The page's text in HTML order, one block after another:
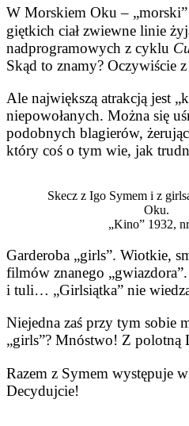
W Morskiem Oku – „morski”
giętkich ciał zwiewne linie
nadprogramowych z cyklu
Skąd to znamy? Oczywiście z
Ale największą atrakcją jest
niepowo­łanych. Można się
podobnych blagierów,
który coś o tym wie, jak
Skecz z Igo Symem i z
Oku.
„Kino” 1932,
Garderoba „girls”. Wiotkie,
filmów znanego
i tuli… „Girlsiątka” nie
Niejedna zaś przy tym sobie
„girls”? Mnóstwo! Z polotną
Razem z Symem występuje
Decyduj­cie!